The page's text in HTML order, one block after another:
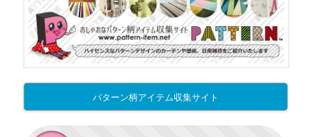
パターン柄アイテム収集サイト